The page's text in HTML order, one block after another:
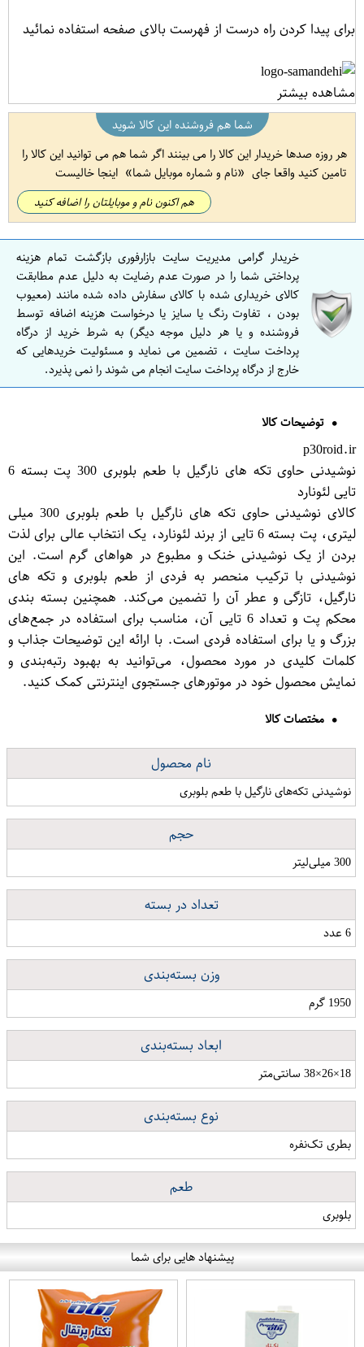
برای پیدا کردن راه درست از فهرست بالای صفحه استفاده نمائید
مشاهده بیشتر
شما هم فروشنده این کالا شوید
هر روزه صدها خریدار این کالا را می بینند اگر شما هم می توانید این کالا را
تامین کنید واقعا جای
نام و شماره موبایل شما اینجا خالیست
هم اکنون نام و موبایلتان را اضافه کنید
خریدار گرامی مدیریت سایت بازارفوری بازگشت تمام هزینه
پرداختی شما را در صورت عدم رضایت به دلیل عدم مطابقت
کالای خریداری شده با کالای سفارش داده شده مانند (معیوب
بودن ، تفاوت رنگ یا سایز یا درخواست هزینه اضافه توسط
فروشنده و یا هر دلیل موجه دیگر) به شرط خرید از درگاه
پرداخت سایت ، تضمین می نماید و مسئولیت خریدهایی که
خارج از درگاه پرداخت سایت انجام می شوند را نمی پذیرد.
توضیحات کالا
p30roid.ir
نوشیدنی حاوی تکه های نارگیل با طعم بلوبری 300 پت بسته 6
تایی لئونارد
کالای نوشیدنی حاوی تکه های نارگیل با طعم بلوبری 300 میلی
لیتری، پت بسته 6 تایی از برند لئونارد، یک انتخاب عالی برای لذت
بردن از یک نوشیدنی خنک و مطبوع در هوا‌های گرم است. این
نوشیدنی با ترکیب منحصر به فردی از طعم بلوبری و تکه های
نارگیل، تازگی و عطر آن را تضمین می‌کند. همچنین بسته بندی
محکم پت و تعداد 6 تایی آن، مناسب برای استفاده در جمع‌های
بزرگ و یا برای استفاده فردی است. با ارائه این توضیحات جذاب و
کلمات کلیدی در مورد محصول، می‌توانید به بهبود رتبه‌بندی و
نمایش محصول خود در موتورهای جستجوی اینترنتی کمک کنید.
مختصات کالا
نام محصول
نوشیدنی تکه‌های نارگیل با طعم بلوبری
حجم
300 میلی‌لیتر
تعداد در بسته
6 عدد
وزن بسته‌بندی
1950 گرم
ابعاد بسته‌بندی
18×26×38 سانتی‌متر
نوع بسته‌بندی
بطری تک‌نفره
طعم
بلوبری
پیشنهاد هایی برای شما